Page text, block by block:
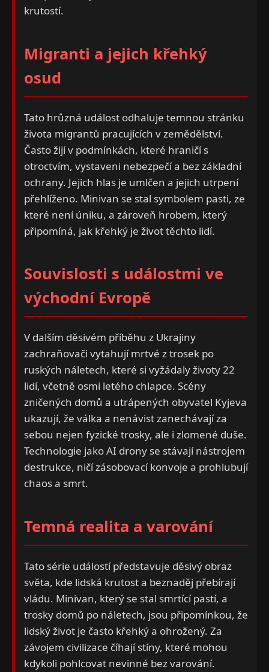
krutostí.
Migranti a jejich křehký
osud
Tato hrůzná událost odhaluje temnou stránku
života migrantů pracujících v zemědělství.
Často žijí v podmínkách, které hraničí s
otroctvím, vystaveni nebezpečí a bez základní
ochrany. Jejich hlas je umlčen a jejich utrpení
přehlíženo. Minivan se stal symbolem pasti, ze
které není úniku, a zároveň hrobem, který
připomíná, jak křehký je život těchto lidí.
Souvislosti s událostmi ve
východní Evropě
V dalším děsivém příběhu z Ukrajiny
zachraňovači vytahují mrtvé z trosek po
ruských náletech, které si vyžádaly životy 22
lidí, včetně osmi letého chlapce. Scény
zničených domů a utrápených obyvatel Kyjeva
ukazují, že válka a nenávist zanechávají za
sebou nejen fyzické trosky, ale i zlomené duše.
Technologie jako AI drony se stávají nástrojem
destrukce, ničí zásobovací konvoje a prohlubují
chaos a smrt.
Temná realita a varování
Tato série událostí představuje děsivý obraz
světa, kde lidská krutost a beznaděj přebírají
vládu. Minivan, který se stal smrtící pastí, a
trosky domů po náletech, jsou připomínkou, že
lidský život je často křehký a ohrožený. Za
závojem civilizace číhají stíny, které mohou
kdykoli pohlcovat nevinné bez varování.